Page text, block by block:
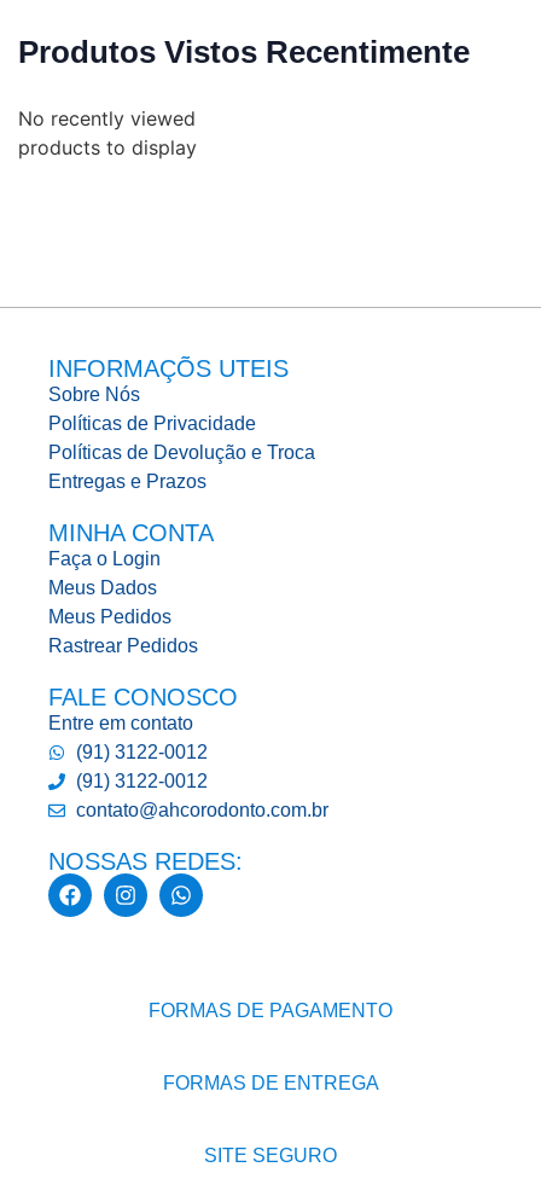
Produtos Vistos Recentimente
No recently viewed
products to display
INFORMAÇÕS UTEIS
Sobre Nós
Políticas de Privacidade
Políticas de Devolução e Troca
Entregas e Prazos
MINHA CONTA
Faça o Login
Meus Dados
Meus Pedidos
Rastrear Pedidos
FALE CONOSCO
Entre em contato
(91) 3122-0012
(91) 3122-0012
contato@ahcorodonto.com.br
NOSSAS REDES:
FORMAS DE PAGAMENTO
FORMAS DE ENTREGA
SITE SEGURO